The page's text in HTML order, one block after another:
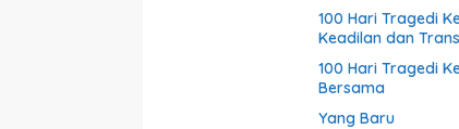
100 Hari Tragedi
Keadilan dan
100 Hari Tragedi
Bersama
Yang Baru